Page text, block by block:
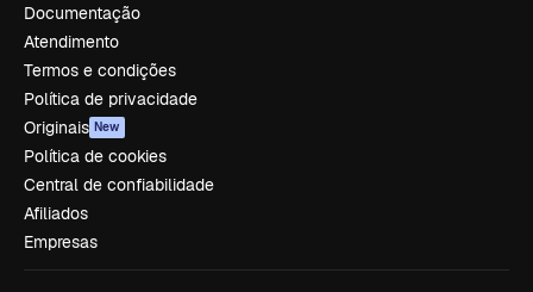
Documentação
Atendimento
Termos e condições
Política de privacidade
Originais New
Política de cookies
Central de confiabilidade
Afiliados
Empresas